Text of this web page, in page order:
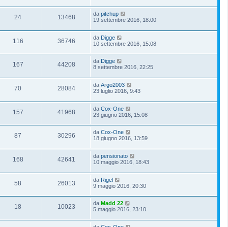
24 13468 da pitchup
19 settembre 2016, 18:00
116 36746 da Digge
10 settembre 2016, 15:08
167 44208 da Digge
8 settembre 2016, 22:25
70 28084 da Argo2003
23 luglio 2016, 9:43
157 41968 da Cox-One
23 giugno 2016, 15:08
87 30296 da Cox-One
18 giugno 2016, 13:59
168 42641 da pensionato
10 maggio 2016, 18:43
58 26013 da Rigel
9 maggio 2016, 20:30
18 10023 da Madd 22
5 maggio 2016, 23:10